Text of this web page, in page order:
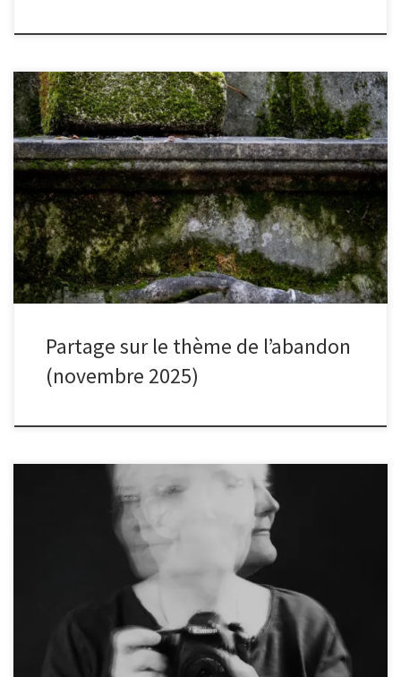
Le thème du mois de novembre était l’abandon.. Voici quelques
photos proposées par les adhérents
Partage sur le thème de l’abandon
(novembre 2025)
Le thème du mois d’octobre était l’autoportrait. Voici quelques
photos proposées par les adhérents